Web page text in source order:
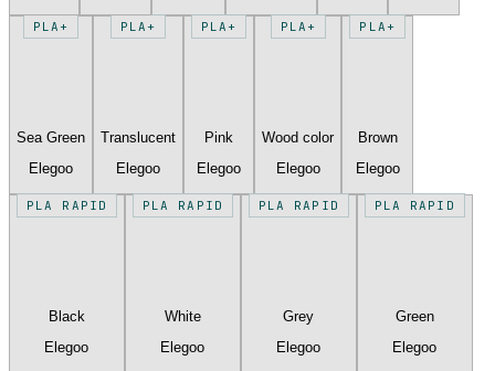
PLA+
Sea Green
Elegoo
PLA+
Translucent
Elegoo
PLA+
Pink
Elegoo
PLA+
Wood color
Elegoo
PLA+
Brown
Elegoo
PLA RAPID
Black
Elegoo
PLA RAPID
White
Elegoo
PLA RAPID
Grey
Elegoo
PLA RAPID
Green
Elegoo